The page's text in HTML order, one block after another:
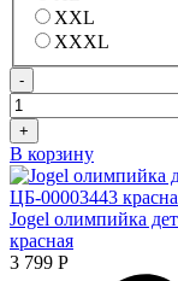
XXL
XXXL
-
+
В корзину
Jogel олимпийка
красная
3 799 Р